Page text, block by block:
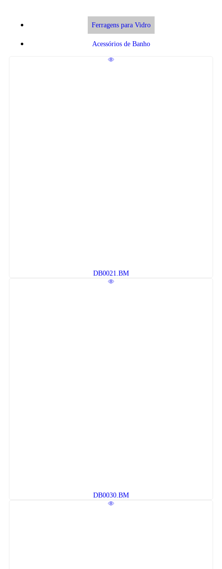
Ferragens para Vidro
Acessórios de Banho
DB0021.BM
DB0030.BM